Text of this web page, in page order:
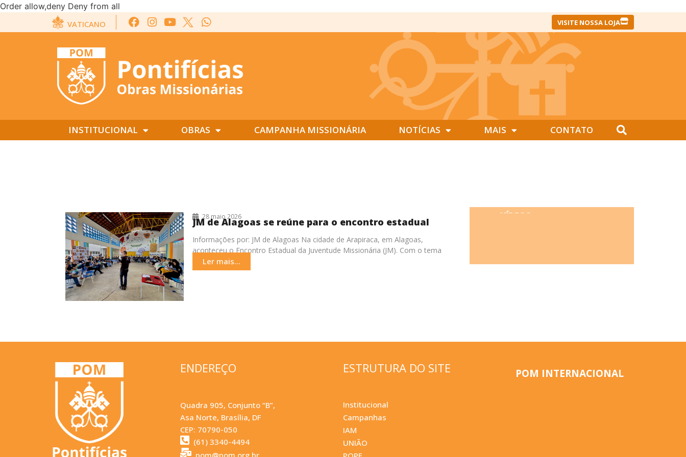
Order allow,deny Deny from all
VATICANO
VISITE NOSSA LOJA
INSTITUCIONAL OBRAS CAMPANHA MISSIONÁRIA NOTÍCIAS MAIS CONTATO
28 maio 2026
JM de Alagoas se reúne para o encontro estadual
Informações por: JM de Alagoas Na cidade de Arapiraca, em Alagoas,
aconteceu o Encontro Estadual da Juventude Missionária (JM). Com o tema
“Um em
Ler mais...
VÍDEOS
ENDEREÇO
Quadra 905, Conjunto “B”,
Asa Norte, Brasília, DF
CEP: 70790-050
(61) 3340-4494
pom@pom.org.br
ESTRUTURA DO SITE
Institucional
Campanhas
IAM
UNIÃO
POM INTERNACIONAL